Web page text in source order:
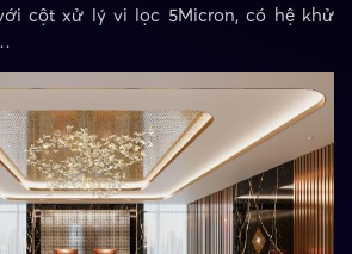
cột xử lý vi lọc 5Micron, có hệ khử